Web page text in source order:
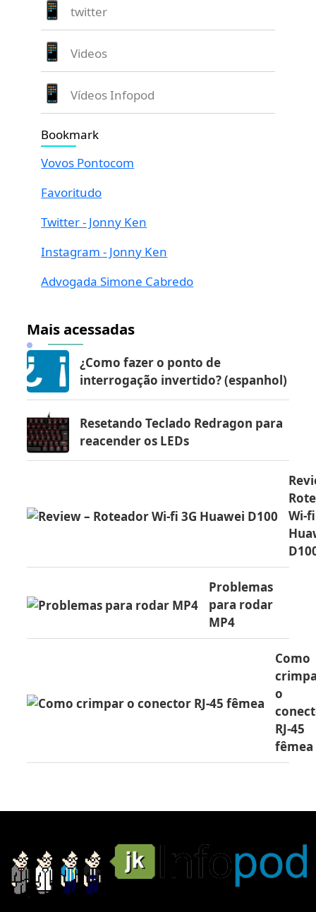
twitter
Videos
Vídeos Infopod
Bookmark
Vovos Pontocom
Favoritudo
Twitter - Jonny Ken
Instagram - Jonny Ken
Advogada Simone Cabredo
Mais acessadas
¿Como fazer o ponto de
interrogação invertido? (espanhol)
Resetando Teclado Redragon para
reacender os LEDs
Wi-
Problemas
para rodar
MP4
Como
o
RJ-45
fêmea